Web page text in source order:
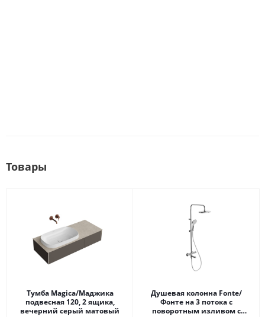
Товары
Тумба Magica/Маджика
подвесная 120, 2 ящика,
вечерний серый матовый
Душевая колонна Fonte/
Фонте на 3 потока с
поворотным изливом с